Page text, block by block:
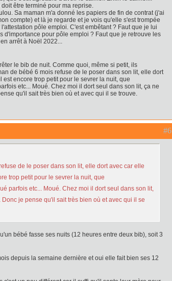
être terminé pour ma reprise.
Sa maman m'a donné les papiers de fin de contrat (j'ai
compte) et là je regarde et je vois qu'elle s'est trompée
pôle emploi. C'est embêtant ? Faut que je lui
d'importance pour pôle emploi ? Faut que je retrouve les
arrêt à Noël 2022...
le bib de nuit. Comme quoi, même si petit, ils
de bébé 6 mois refuse de le poser dans son lit, elle dort
encore trop petit pour le sevrer la nuit, que
etc... Moué. Chez moi il dort seul dans son lit, ça ne
qu'il sait très bien où et avec qui il se trouve.
#6
de le poser dans son lit, elle dort avec car elle
trop petit pour le sevrer la nuit, que
parfois etc... Moué. Chez moi il dort seul dans son lit,
je pense qu'il sait très bien où et avec qui il se
bébé fasse ses nuits (12 heures entre deux bib), soit 3
depuis la semaine dernière et oui elle fait bien ses 12